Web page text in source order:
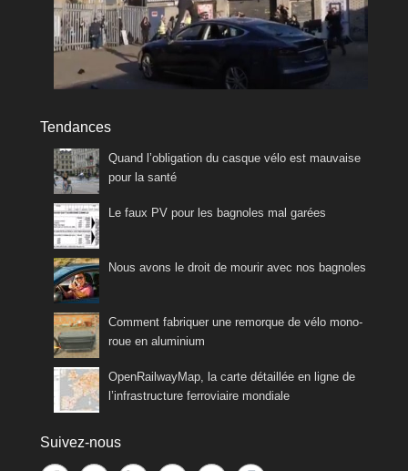
Tendances
Quand l’obligation du casque vélo est mauvaise
pour la santé
Le faux PV pour les bagnoles mal garées
Nous avons le droit de mourir avec nos bagnoles
Comment fabriquer une remorque de vélo mono-
roue en aluminium
OpenRailwayMap, la carte détaillée en ligne de
l’infrastructure ferroviaire mondiale
Suivez-nous